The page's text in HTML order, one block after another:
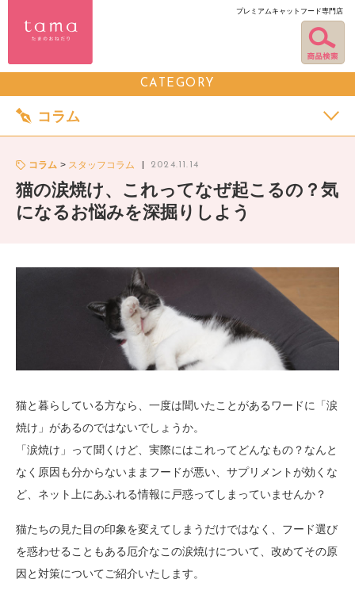
プレミアムキャットフード専門店
CATEGORY
コラム
コラム スタッフコラム 2024.11.14
猫の涙焼け、これってなぜ起こるの？気
になるお悩みを深掘りしよう
猫と暮らしている方なら、一度は聞いたことがあるワードに「涙
焼け」があるのではないでしょうか。
「涙焼け」って聞くけど、実際にはこれってどんなもの？なんと
なく原因も分からないままフードが悪い、サプリメントが効くな
ど、ネット上にあふれる情報に戸惑ってしまっていませんか？
猫たちの見た目の印象を変えてしまうだけではなく、フード選び
を惑わせることもある厄介なこの涙焼けについて、改めてその原
因と対策についてご紹介いたします。